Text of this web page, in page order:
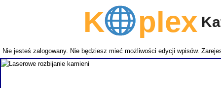
Kplex
Nie jesteś zalogowany. Nie będziesz mieć możliwości edycji wpisów.